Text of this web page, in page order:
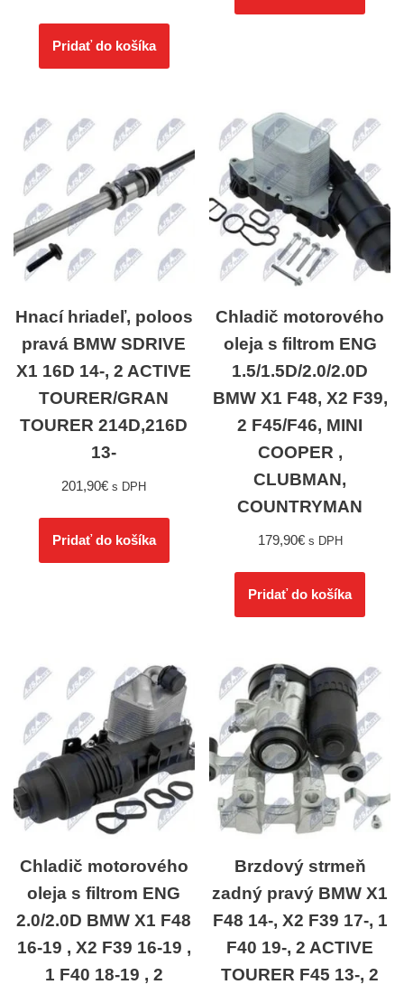
Pridať do košíka
Hnací hriadeľ, poloos
pravá BMW SDRIVE
X1 16D 14-, 2 ACTIVE
TOURER/GRAN
TOURER 214D,216D
13-
201,90€ s DPH
Pridať do košíka
Chladič motorového
oleja s filtrom ENG
1.5/1.5D/2.0/2.0D
BMW X1 F48, X2 F39,
2 F45/F46, MINI
COOPER ,
CLUBMAN,
COUNTRYMAN
179,90€ s DPH
Pridať do košíka
Chladič motorového
oleja s filtrom ENG
2.0/2.0D BMW X1 F48
16-19 , X2 F39 16-19 ,
1 F40 18-19 , 2
Brzdový strmeň
zadný pravý BMW X1
F48 14-, X2 F39 17-, 1
F40 19-, 2 ACTIVE
TOURER F45 13-, 2